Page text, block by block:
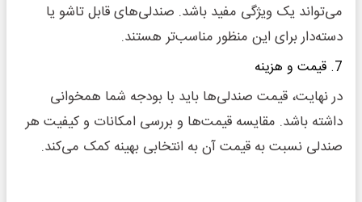
می‌تواند یک ویژگی مفید باشد. صندلی‌های قابل تاشو یا
دسته‌دار برای این منظور مناسب‌تر هستند.
7. قیمت و هزینه
در نهایت، قیمت صندلی‌ها باید با بودجه شما همخوانی
داشته باشد. مقایسه قیمت‌ها و بررسی امکانات و کیفیت هر
صندلی نسبت به قیمت آن به انتخابی بهینه کمک می‌کند.